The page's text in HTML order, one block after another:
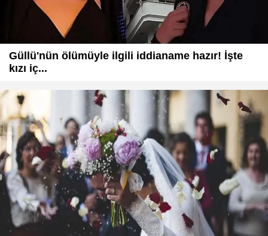
Güllü'nün ölümüyle ilgili iddianame hazır! İşte
kızı iç...